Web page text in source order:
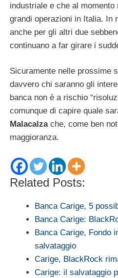
industriale e che al
grandi operazioni in Italia. In
anche per gli altri due
continuano a far girare i
Sicuramente nelle prossime
davvero chi saranno gli
banca non è a rischio
comunque di capire quale
Malacalzache, come ben
maggioranza.
Related Posts:
Banca Carige, 5
Banca Carige:
Banca Carige, Fondo
salvataggio
Carige, BlackRock
Carige: il salvataggio